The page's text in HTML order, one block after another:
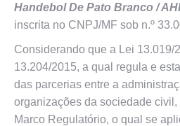
Handebol De Pato Branco /
inscrita no CNPJ/MF sob n.º
Considerando que a Lei 13.019/
13.204/2015, a qual regula e
das parcerias entre a
organizações da sociedade
Marco Regulatório, o qual se